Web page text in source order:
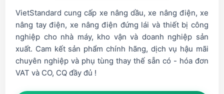
VietStandard cung cấp xe nâng dầu, xe nâng điện, xe
nâng tay điện, xe nâng điện đứng lái và thiết bị công
nghiệp cho nhà máy, kho vận và doanh nghiệp sản
xuất. Cam kết sản phẩm chính hãng, dịch vụ hậu mãi
chuyên nghiệp và phụ tùng thay thế sẵn có - hóa đơn
VAT và CO, CQ đầy đủ !